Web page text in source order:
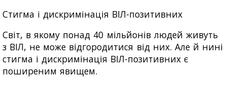
Стигма і дискримінація ВІЛ-позитивних
Світ, в якому понад 40 мільйонів людей живуть
з ВІЛ, не може відгородитися від них. Але й нині
стигма і дискримінація ВІЛ-позитивних є
поширеним явищем.